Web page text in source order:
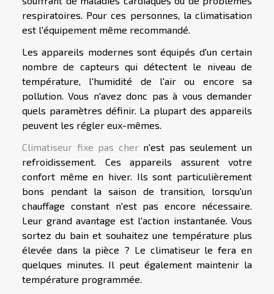
respiratoires. Pour ces personnes, la climatisation
est l'équipement même recommandé.
Les appareils modernes sont équipés d'un certain
nombre de capteurs qui détectent le niveau de
température, l'humidité de l'air ou encore sa
pollution. Vous n'avez donc pas à vous demander
quels paramètres définir. La plupart des appareils
peuvent les régler eux-mêmes.
Climatiseur fixe pas chern'est pas seulement un
refroidissement. Ces appareils assurent votre
confort même en hiver. Ils sont particulièrement
bons pendant la saison de transition, lorsqu'un
chauffage constant n'est pas encore nécessaire.
Leur grand avantage est l'action instantanée. Vous
sortez du bain et souhaitez une température plus
élevée dans la pièce ? Le climatiseur le fera en
quelques minutes. Il peut également maintenir la
température programmée.